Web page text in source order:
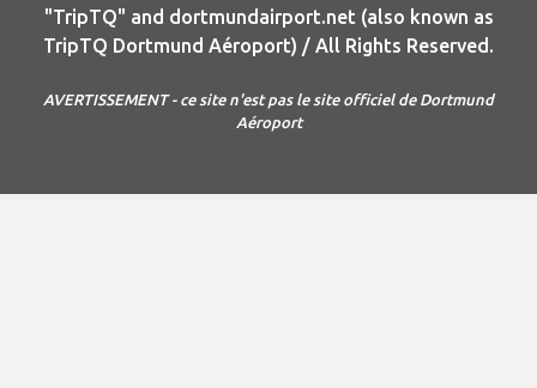
"TripTQ" and dortmundairport.net (also known as
TripTQ Dortmund Aéroport) / All Rights Reserved.
AVERTISSEMENT - ce site n'est pas le site officiel de Dortmund
Aéroport